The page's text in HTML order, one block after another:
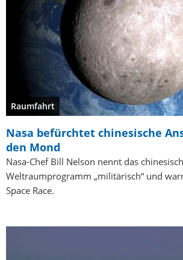
Raumfahrt
Nasa befürchtet chinesische
den Mond
Nasa-Chef Bill Nelson nennt das
Weltraumprogramm „militärisch“ und
Space Race.